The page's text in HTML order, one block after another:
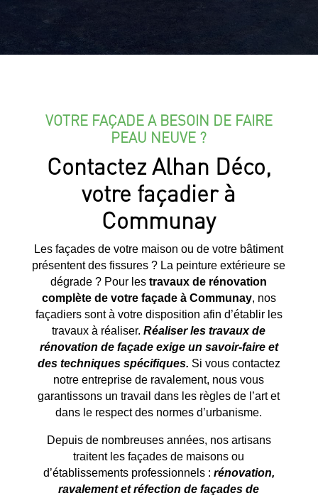
VOTRE FAÇADE A BESOIN DE FAIRE
PEAU NEUVE ?
Contactez Alhan Déco,
votre façadier à
Communay
Les façades de votre maison ou de votre bâtiment
présentent des fissures ? La peinture extérieure se
dégrade ? Pour lestravaux de rénovation
complète de votre façade à Communay, nos
façadiers sont à votre disposition afin d’établir les
travaux à réaliser.Réaliser les travaux de
rénovation de façade exige un savoir-faire et
des techniques spécifiques. Si vous contactez
notre entreprise de ravalement, nous vous
garantissons un travail dans les règles de l’art et
dans le respect des normes d’urbanisme.
Depuis de nombreuses années, nos artisans
traitent les façades de maisons ou
d’établissements professionnels : rénovation,
ravalement et réfection de façades de